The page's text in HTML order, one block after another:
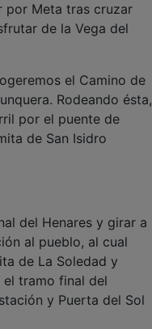
por Meta tras cruzar
de la Vega del
el Camino de
Rodeando ésta,
por el puente de
de San Isidro
del Henares y girar a
al pueblo, al cual
de La Soledad y
el tramo final del
y Puerta del Sol